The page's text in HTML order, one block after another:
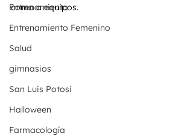
Entrenamiento
Entrenamiento Femenino
Salud
gimnasios
San Luis Potosi
Halloween
Farmacología
como a equipos.